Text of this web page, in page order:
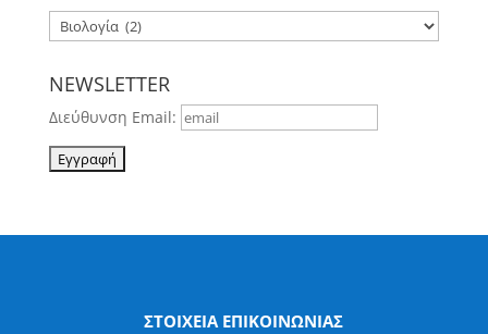
NEWSLETTER
Διεύθυνση Email:
ΣΤΟΙΧΕΙΑ ΕΠΙΚΟΙΝΩΝΙΑΣ